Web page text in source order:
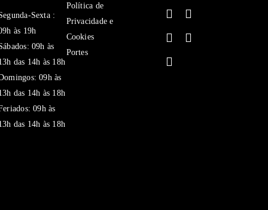
Sexta :
às 19h
09h às
das 14h às 18h
09h às
das 14h às 18h
09h às
das 14h às 18h
Política de
Privacidade e
Cookies
Portes